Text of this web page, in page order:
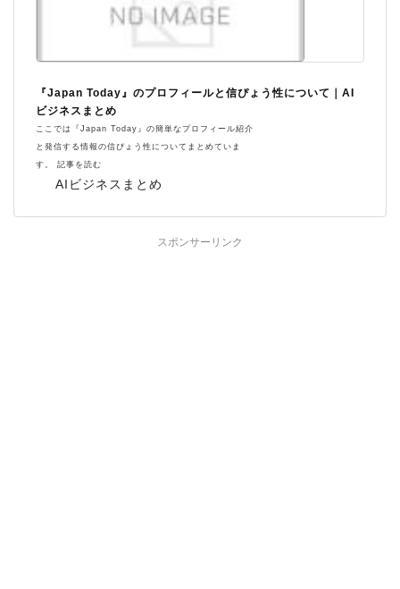
AIビジネスまとめ
『Japan Today』のプロフィールと信ぴょう性について｜AI
ビジネスまとめ
ここでは『Japan Today』の簡単なプロフィール紹介
と発信する情報の信ぴょう性についてまとめていま
す。 記事を読む
スポンサーリンク